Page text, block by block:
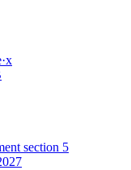
section 5